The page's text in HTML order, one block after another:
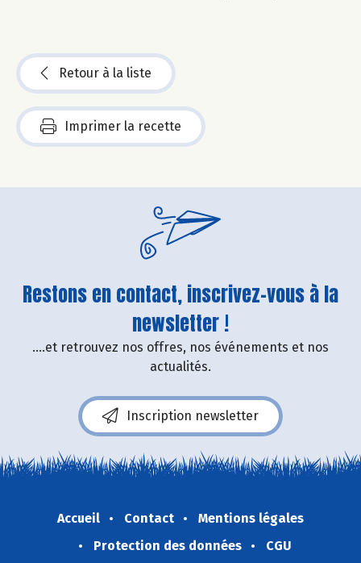
Retour à la liste
Imprimer la recette
Restons en contact, inscrivez-vous à la
newsletter !
....et retrouvez nos offres, nos événements et nos
actualités.
Inscription newsletter
Accueil Contact
Mentions légales
Protection des données
CGU